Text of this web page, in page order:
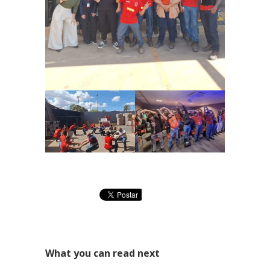
Área Especial de Postos – Pistão Sul Brasília (DF)
Fone: (61) 3036-9962
Se você procura outrs contatos, entre em contato conosco,
enviando um e-mail para contato@brasal.com.br. Obrigado!
What you can read next